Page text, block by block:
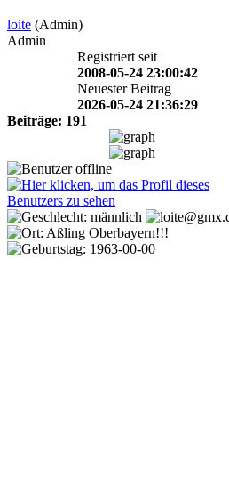
loite (Admin)
Admin
Registriert seit
2008-05-24 23:00:42
Neuester Beitrag
2026-05-24 21:36:29
Beiträge: 191